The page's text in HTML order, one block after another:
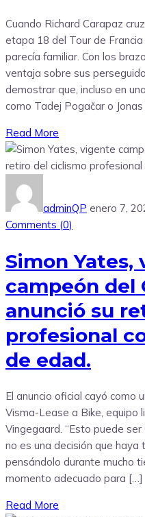
Cuando Richard Carapaz
etapa 18 del Tour de
parecía familiar. Con los
ventaja sobre sus
demostrar que, incluso en
como Tadej Pogačar o
Read More
adminQP enero 7,
Comments (0)
Simon Yates,
campeón del
anunció su
profesional
de edad.
El anuncio oficial cayó como
Visma-Lease a Bike, equipo
Vingegaard. “Esto puede
no es una decisión que
pensándolo durante mucho
momento adecuado para […]
Read More